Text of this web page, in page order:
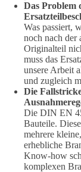
Das Problem
Was passiert,
noch nach der
Originalteil
muss das
unsere Arbeit
und zugleich
Die
Die DIN EN
Bauteile.
mehrere
erhebliche
Know-how
komplexen